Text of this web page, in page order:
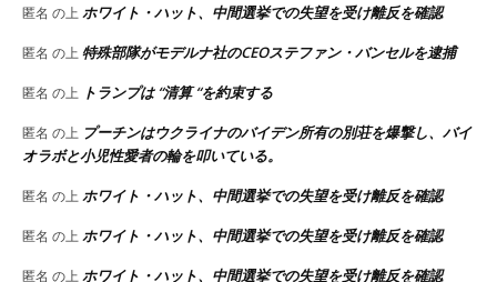
匿名 の上 ホワイト・ハット、中間選挙での失望を受け離反を確認
匿名 の上 特殊部隊がモデルナ社のCEOステファン・バンセルを逮捕
匿名 の上 トランプは “清算 “を約束する
匿名 の上 プーチンはウクライナのバイデン所有の別荘を爆撃し、バイ
オラボと小児性愛者の輪を叩いている。
匿名 の上 ホワイト・ハット、中間選挙での失望を受け離反を確認
匿名 の上 ホワイト・ハット、中間選挙での失望を受け離反を確認
匿名 の上 ホワイト・ハット、中間選挙での失望を受け離反を確認